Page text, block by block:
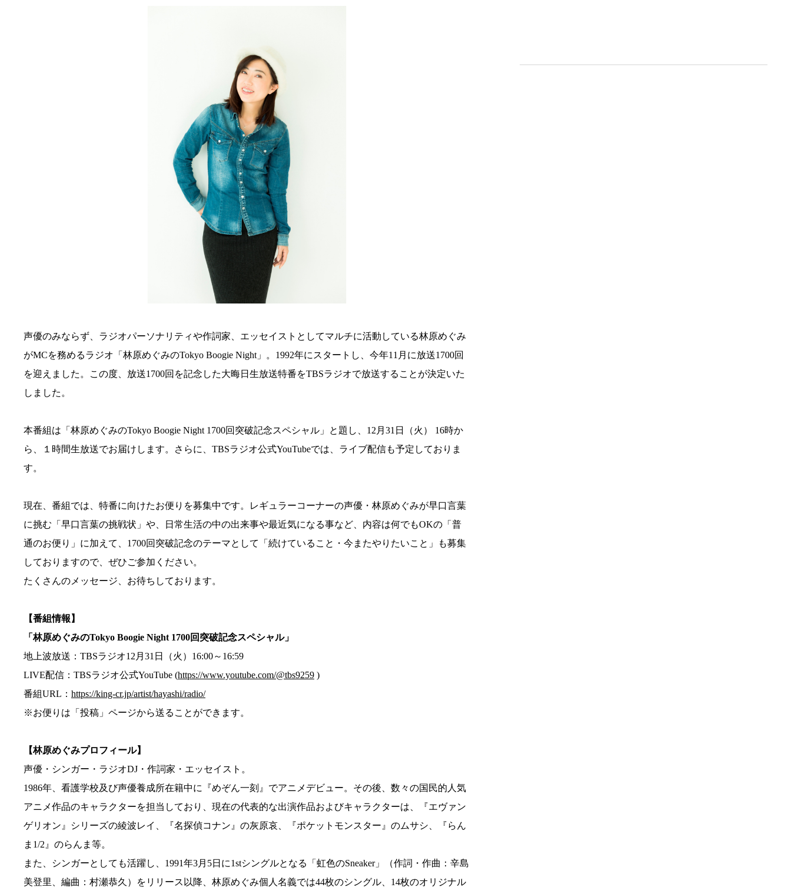
声優のみならず、ラジオパーソナリティや作詞家、エッセイストとしてマルチに活動している林原めぐみ
がMCを務めるラジオ「林原めぐみのTokyo Boogie Night」。1992年にスタートし、今年11月に放送1700回
を迎えました。この度、放送1700回を記念した大晦日生放送特番をTBSラジオで放送することが決定いた
しました。
本番組は「林原めぐみのTokyo Boogie Night 1700回突破記念スペシャル」と題し、12月31日（火） 16時か
ら、１時間生放送でお届けします。さらに、TBSラジオ公式YouTubeでは、ライブ配信も予定しておりま
す。
現在、番組では、特番に向けたお便りを募集中です。レギュラーコーナーの声優・林原めぐみが早口言葉
に挑む「早口言葉の挑戦状」や、日常生活の中の出来事や最近気になる事など、内容は何でもOKの「普
通のお便り」に加えて、1700回突破記念のテーマとして「続けていること・今またやりたいこと」も募集
しておりますので、ぜひご参加ください。
たくさんのメッセージ、お待ちしております。
【番組情報】
「林原めぐみのTokyo Boogie Night 1700回突破記念スペシャル」
地上波放送：TBSラジオ12月31日（火）16:00～16:59
LIVE配信：TBSラジオ公式YouTube (https://www.youtube.com/@tbs9259 )
番組URL： https://king-cr.jp/artist/hayashi/radio/
※お便りは「投稿」ページから送ることができます。
【林原めぐみプロフィール】
声優・シンガー・ラジオDJ・作詞家・エッセイスト。
1986年、看護学校及び声優養成所在籍中に『めぞん一刻』でアニメデビュー。その後、数々の国民的人気
アニメ作品のキャラクターを担当しており、現在の代表的な出演作品およびキャラクターは、『エヴァン
ゲリオン』シリーズの綾波レイ、『名探偵コナン』の灰原哀、『ポケットモンスター』のムサシ、『らん
ま1/2』のらんま等。
また、シンガーとしても活躍し、1991年3月5日に1stシングルとなる「虹色のSneaker」（作詞・作曲：辛島
美登里、編曲：村瀬恭久）をリリース以降、林原めぐみ個人名義では44枚のシングル、14枚のオリジナル